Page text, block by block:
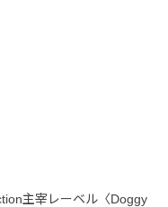
主宰レーベル〈Doggy